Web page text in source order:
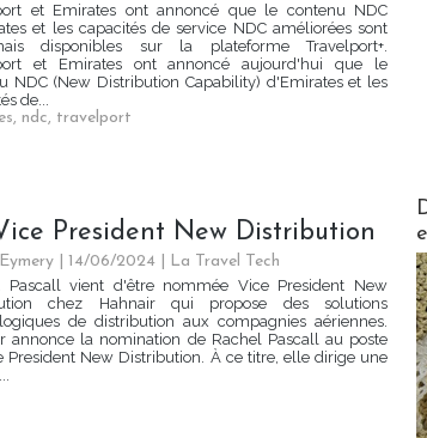
et Emirates ont annoncé que le contenu NDC
et les capacités de service NDC améliorées sont
disponibles sur la plateforme Travelport+.
et Emirates ont annoncé aujourd'hui que le
NDC (New Distribution Capability) d'Emirates et les
de...
, ndc, travelport
President New Distribution
| 14/06/2024
La Travel Tech
Pascall vient d'être nommée Vice President New
chez Hahnair qui propose des solutions
de distribution aux compagnies aériennes.
annonce la nomination de Rachel Pascall au poste
President New Distribution. À ce titre, elle dirige une